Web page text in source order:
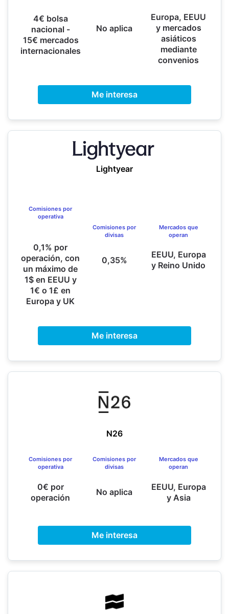
4€ bolsa
nacional -
15€ mercados
internacionales
No aplica
Europa, EEUU
y mercados
asiáticos
mediante
convenios
Me interesa
Lightyear
Comisiones por
operativa
0,1% por
operación, con
un máximo de
1$ en EEUU y
1€ o 1£ en
Europa y UK
Comisiones por
divisas
0,35%
Mercados que
operan
EEUU, Europa
y Reino Unido
Me interesa
N26
Comisiones por
operativa
0€ por
operación
Comisiones por
divisas
No aplica
Mercados que
operan
EEUU, Europa
y Asia
Me interesa